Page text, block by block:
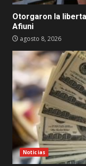
Otorgaron la
Afiuni
agosto 8, 2026
Noticias